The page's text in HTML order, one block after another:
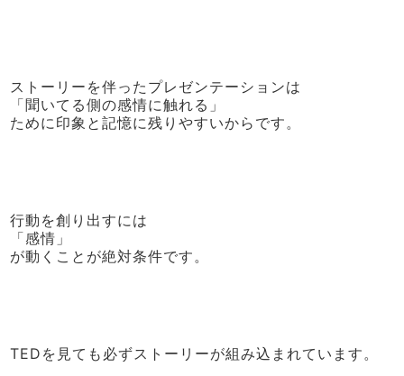
ストーリーを伴ったプレゼンテーションは
「聞いてる側の感情に触れる」
ために印象と記憶に残りやすいからです。
行動を創り出すには
「感情」
が動くことが絶対条件です。
TEDを見ても必ずストーリーが組み込まれています。